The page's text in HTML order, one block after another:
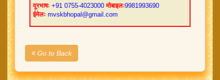
दूरभाषः +91 0755-4023000मोबाइलः9981993690
ईमेलः mvskbhopal@gmail.com
Go to Back